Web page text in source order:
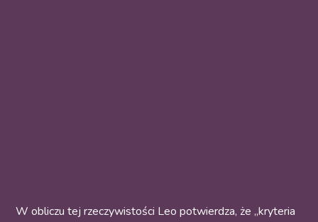
W obliczu tej rzeczywistości Leo potwierdza, że „kryteria